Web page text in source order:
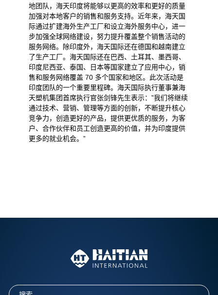
地团队，海天印度将能够以更高的效率和更好的质量
加强对本地客户的销售和服务支持。近年来，海天国
际通过扩建海外生产工厂和设立海外服务中心，进一
步加强全球网络建设，努力提升覆盖整个销售活动的
服务网络。除印度外，海天国际还在德国和越南建立
了生产工厂。海天国际还在巴西、土耳其、墨西哥、
印度尼西亚、泰国、日本等国家建立了应用中心，销
售和服务网络覆盖 70 多个国家和地区。此次活动是
印度团队的一个重要里程碑。海天国际执行董事兼海
天塑机集团首席执行官张剑锋先生表示：”我们将继续
通过技术、营销、管理等方面的创新，不断提升核心
竞争力，创造更好的产品，提供更优质的服务，为客
户、合作伙伴和员工创造更高的价值，并为印度提供
更多的就业机会。”